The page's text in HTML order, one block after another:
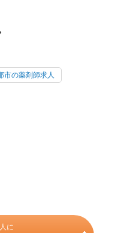
市の薬剤師求人
に